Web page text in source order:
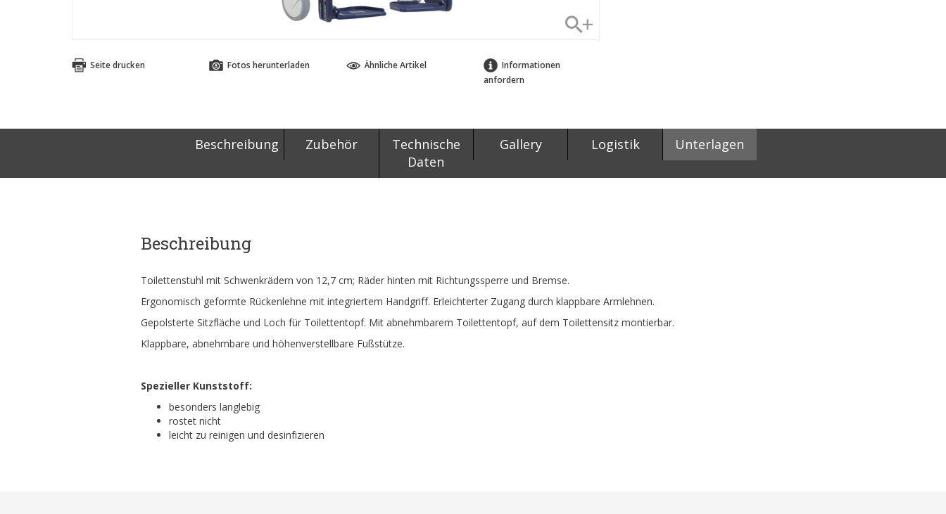
Seite drucken Fotos herunterladen Ähnliche Artikel
Informationen
anfordern
Beschreibung Zubehör
Technische
Daten
Gallery Logistik Unterlagen
Beschreibung
Toilettenstuhl mit Schwenkrädern von 12,7 cm; Räder hinten mit Richtungssperre und Bremse.
Ergonomisch geformte Rückenlehne mit integriertem Handgriff. Erleichterter Zugang durch klappbare Armlehnen.
Gepolsterte Sitzfläche und Loch für Toilettentopf. Mit abnehmbarem Toilettentopf, auf dem Toilettensitz montierbar.
Klappbare, abnehmbare und höhenverstellbare Fußstütze.
Spezieller Kunststoff:
besonders langlebig
rostet nicht
leicht zu reinigen und desinfizieren